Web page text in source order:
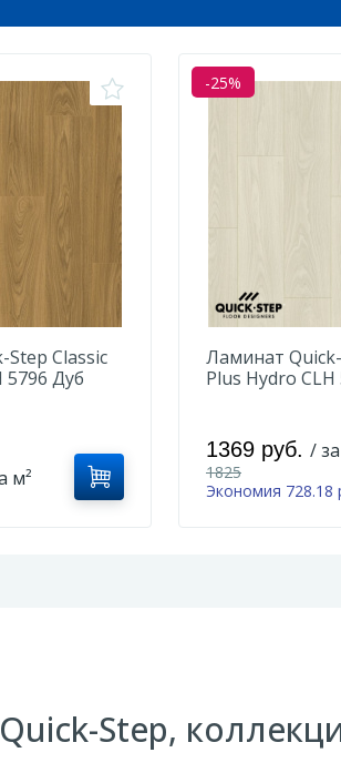
Classic
5796 Дуб
м²
-25%
Ламинат
Plus Hydro
1369 руб. /
1825
Экономия 728.18
Step,